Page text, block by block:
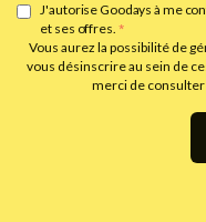
J'autorise Goodays à me
et ses offres. *
Vous aurez la possibilité de
vous désinscrire au sein de
merci de